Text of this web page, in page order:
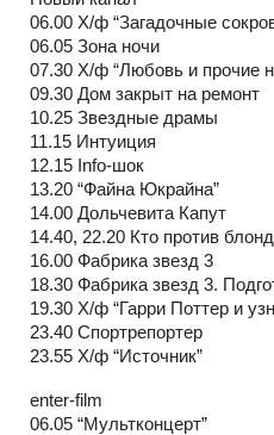
06.00 Х/ф “Загадочные
06.05 Зона ночи
07.30 Х/ф “Любовь и прочие
09.30 Дом закрыт на ремонт
10.25 Звездные драмы
11.15 Интуиция
12.15 Info-шок
13.20 “Файна Юкрайна”
14.00 Дольчевита Капут
14.40, 22.20 Кто против
16.00 Фабрика звезд 3
18.30 Фабрика звезд 3.
19.30 Х/ф “Гарри Поттер и
23.40 Спортрепортер
23.55 Х/ф “Источник”
enter-film
06.05 “Мультконцерт”